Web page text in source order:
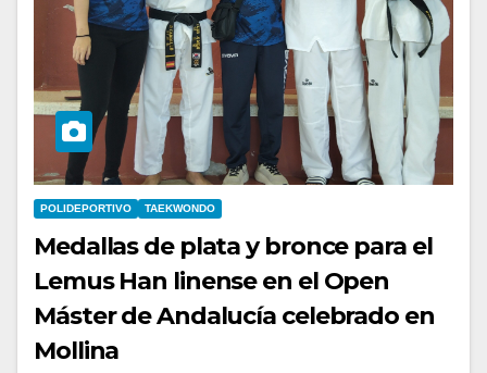
POLIDEPORTIVO TAEKWONDO
Medallas de plata y bronce para el
Lemus Han linense en el Open
Máster de Andalucía celebrado en
Mollina